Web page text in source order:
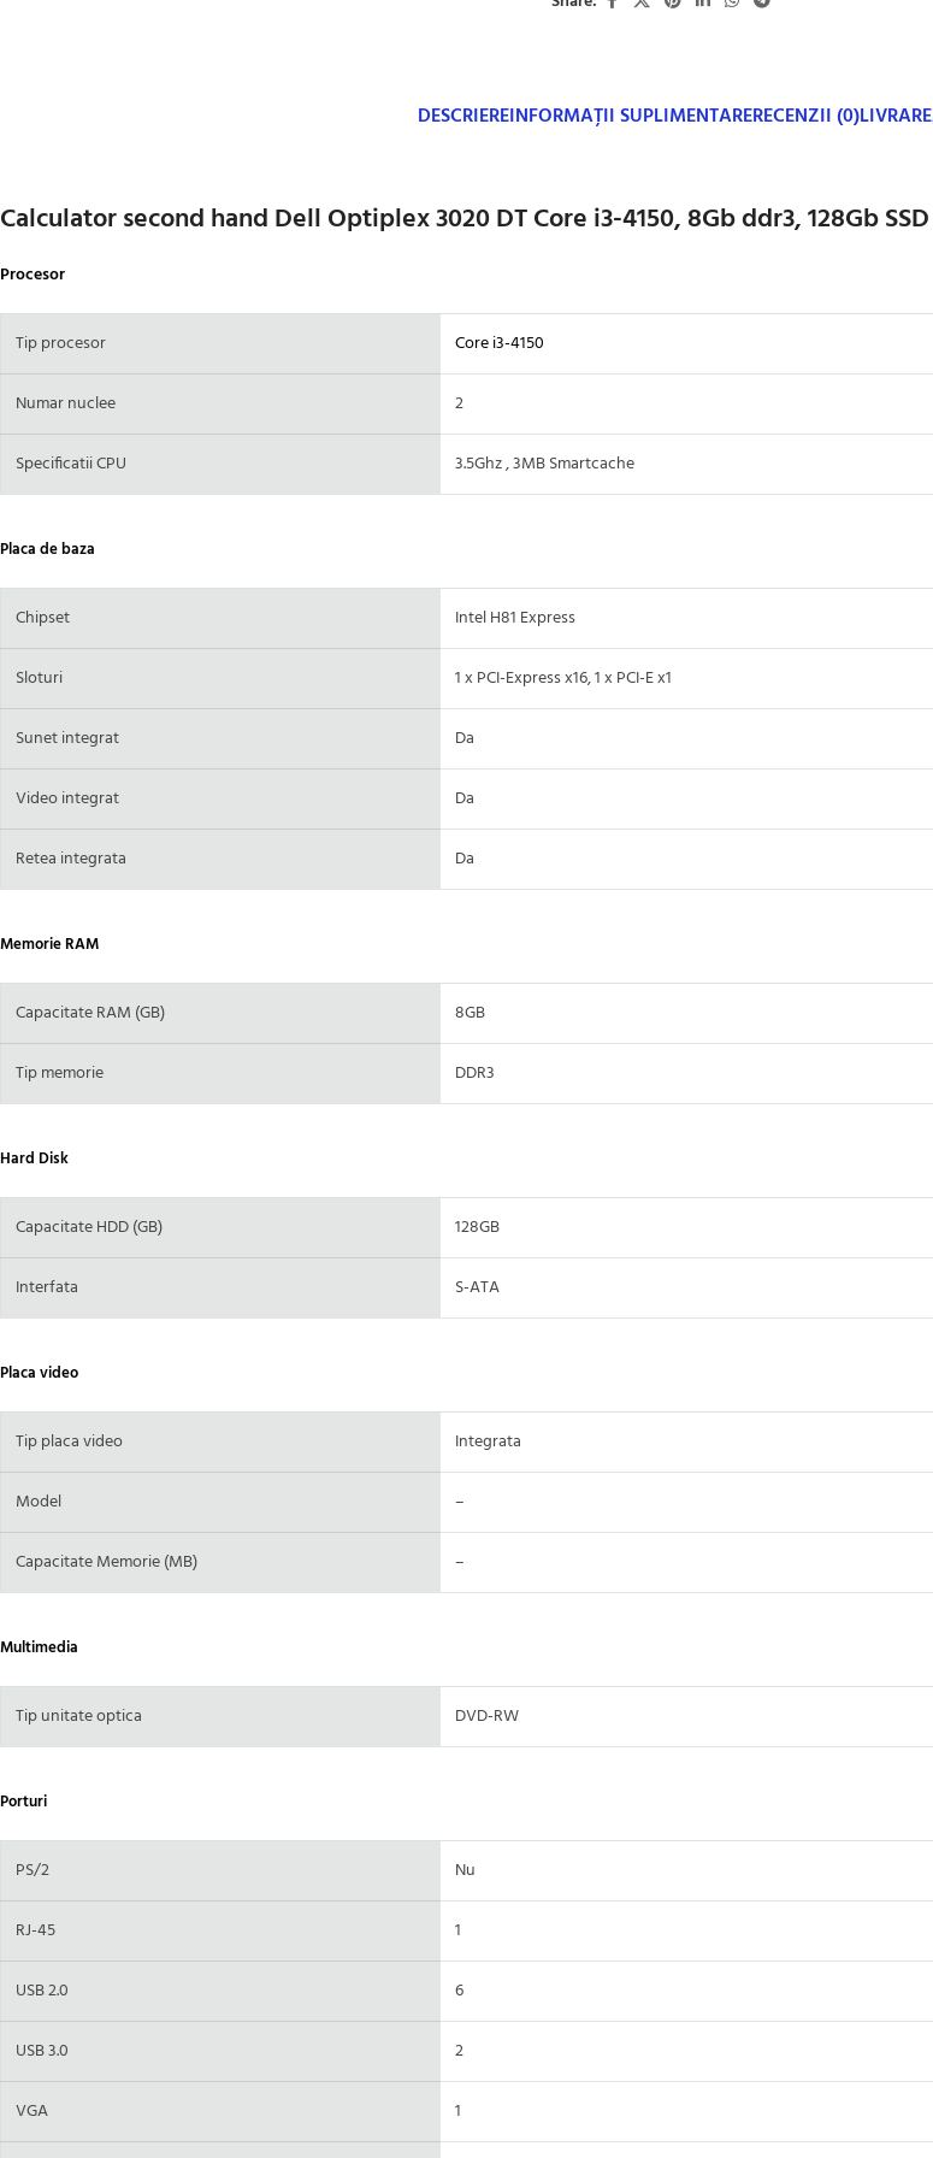
DESCRIEREINFORMAȚII SUPLIMENTARERECENZII (0)
Calculator second hand Dell Optiplex 3020 DT Core i3-4150, 8Gb ddr3, 128Gb SSD
Procesor
Tip procesor Core i3-4150
Numar nuclee 2
Specificatii CPU 3.5Ghz , 3MB Smartcache
Placa de baza
Chipset Intel H81 Express
Sloturi 1 x PCI-Express x16, 1 x PCI-E x1
Sunet integrat Da
Video integrat Da
Retea integrata Da
Memorie RAM
Capacitate RAM (GB) 8GB
Tip memorie DDR3
Hard Disk
Capacitate HDD (GB) 128GB
Interfata S-ATA
Placa video
Tip placa video Integrata
Model –
Capacitate Memorie (MB) –
Multimedia
Tip unitate optica DVD-RW
Porturi
PS/2 Nu
RJ-45 1
USB 2.0 6
USB 3.0 2
VGA 1